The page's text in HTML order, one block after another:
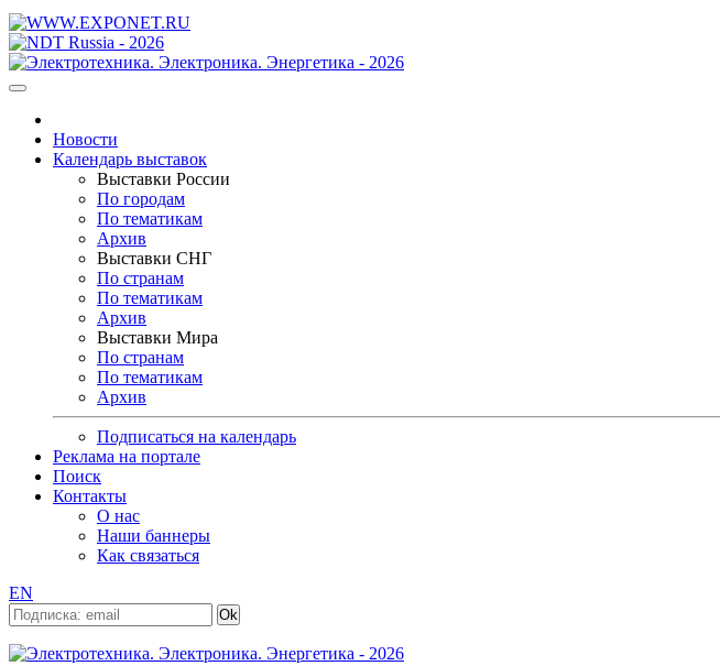
Новости
Календарь выставок
Выставки России
По городам
По тематикам
Архив
Выставки СНГ
По странам
По тематикам
Архив
Выставки Мира
По странам
По тематикам
Архив
Подписаться на календарь
Реклама на портале
Поиск
Контакты
О нас
Наши баннеры
Как связаться
EN